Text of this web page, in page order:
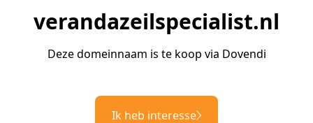
verandazeilspecialist.nl
Deze domeinnaam is te koop via Dovendi
Ik heb interesse